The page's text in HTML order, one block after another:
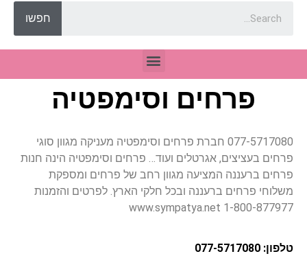
חפשו
פרחים וסימפטיה
077-5717080 חברת פרחים וסימפטיה מעניקה מגוון סוגי
פרחים בעציצים, אגרטלים ועוד… פרחים וסימפטיה הינה חנות
פרחים ברעננה המציעה מגוון רחב של פרחים ומספקת
משלוחי פרחים ברעננה ובכל חלקי הארץ. לפרטים והזמנות
www.sympatya.net 1-800-877977
טלפון: 077-5717080